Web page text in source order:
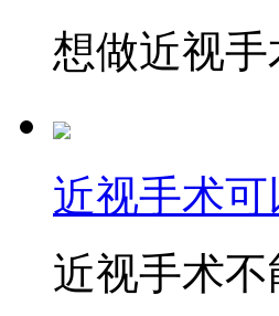
想做近视
近视手术
近视手术